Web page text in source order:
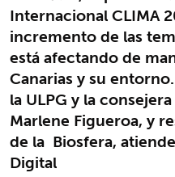
Internacional CLIMA
incremento de las
está afectando de
Canarias y su
la ULPG y la
Marlene Figueroa, y
de la Biosfera,
Digital